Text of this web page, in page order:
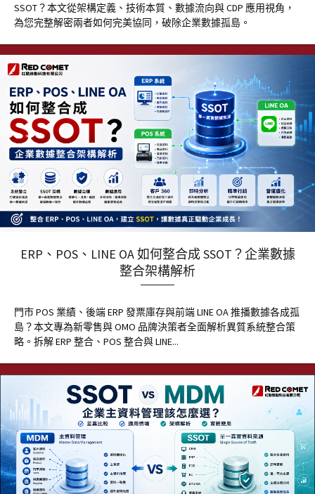
SSOT？本文從架構定義、技術本質、數據流向與 CDP 應用視角，
為您完整解密兩者如何完美協同，破除企業數據孤島。
ERP、POS、LINE OA 如何整合成 SSOT？企業數據
整合架構解析
門市 POS 業績、後端 ERP 發票庫存與前端 LINE OA 推播數據各成孤
島？本文專為新零售與 OMO 品牌決策者全面解析異質系統整合策
略。拆解 ERP 整合、POS 整合與 LINE...